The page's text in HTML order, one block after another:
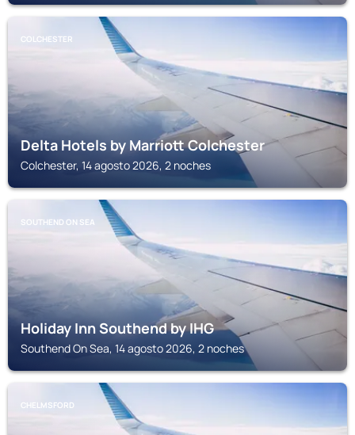
COLCHESTER
Delta Hotels by Marriott Colchester
Colchester, 14 agosto 2026, 2 noches
SOUTHEND ON SEA
Holiday Inn Southend by IHG
Southend On Sea, 14 agosto 2026, 2 noches
CHELMSFORD